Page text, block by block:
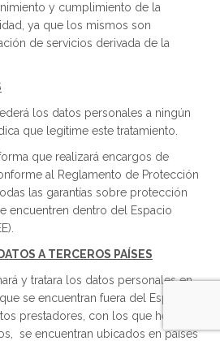
y cumplimiento de la
ya que los mismos son
de servicios derivada de la
los datos personales a ningún
que legitime este tratamiento.
que realizará encargos de
al Reglamento de Protección
las garantías sobre protección
encuentren dentro del Espacio
A TERCEROS PAÍSES
y tratara los datos personales en
se encuentran fuera del Espacio
prestadores, con los que hemos
se encuentran ubicados en países